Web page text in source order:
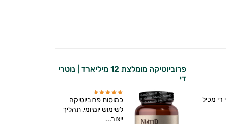
די מכיל
פרוביוטיקה מומלצת 12 מיליארד | נוטרי
די
כמוסות פרוביוטיקה
לשימוש יומיומי. תהליך
ייצור...